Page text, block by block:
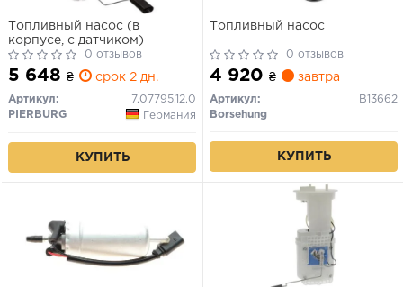
Топливный насос (в
корпусе, с датчиком)
0 отзывов
5 648 ₴ срок 2 дн.
Артикул:
7.07795.12.0
PIERBURG
Германия
КУПИТЬ
Топливный насос
0 отзывов
4 920 ₴ завтра
Артикул:
B13662
Borsehung
КУПИТЬ